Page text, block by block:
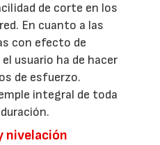
de corte en los
En cuanto a las
con efecto de
usuario ha de hacer
de esfuerzo.
integral de toda
nivelación